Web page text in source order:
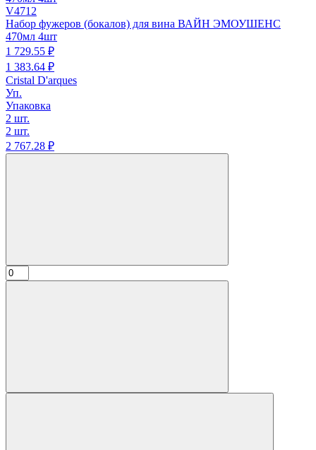
V4712
Набор фужеров (бокалов) для вина ВАЙН ЭМОУШЕНС
470мл 4шт
1 729.55 ₽
1 383.64 ₽
Cristal D'arques
Уп.
Упаковка
2 шт.
2 шт.
2 767.28 ₽